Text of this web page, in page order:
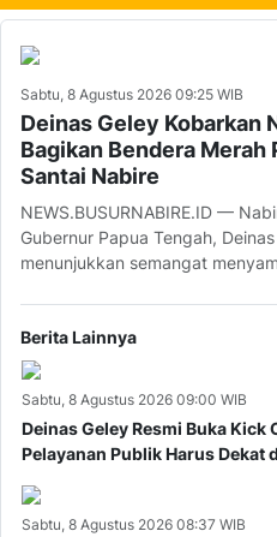
Sabtu, 8 Agustus 2026 09:25 WIB
Deinas Geley Kobarkan
Bagikan Bendera Merah
Santai Nabire
NEWS.BUSURNABIRE.ID —
Gubernur Papua Tengah,
menunjukkan semangat
Berita Lainnya
Sabtu, 8 Agustus 2026 09:00 WIB
Deinas Geley Resmi Buka Kick
Pelayanan Publik Harus Dekat
Sabtu, 8 Agustus 2026 08:37 WIB